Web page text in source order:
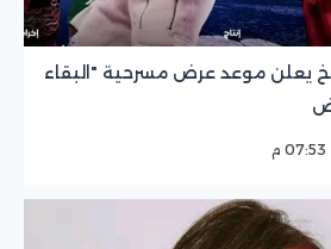
يعلن موعد عرض مسرحية "البقاء